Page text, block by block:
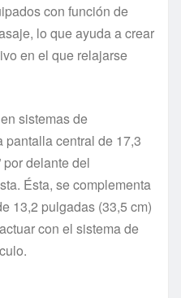
con función de
lo que ayuda a crear
en el que relajarse
sistemas de
pantalla central de 17,3
por delante del
Ésta, se complementa
13,2 pulgadas (33,5 cm)
con el sistema de